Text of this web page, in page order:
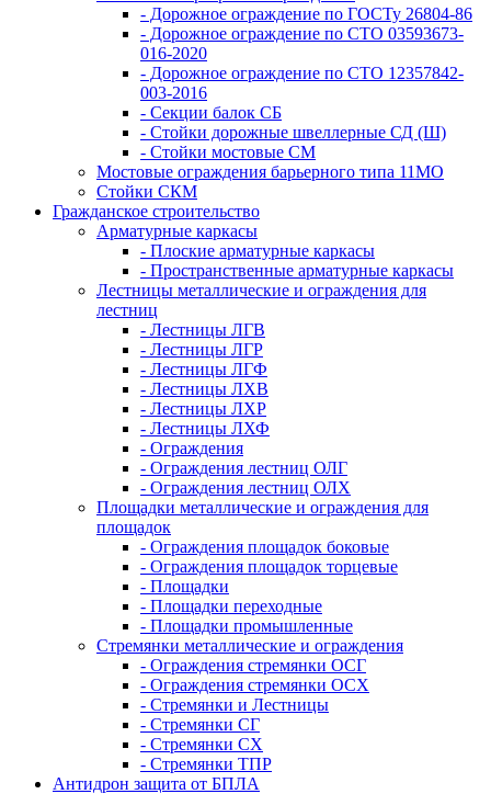
- Дорожное ограждение по ГОСТу 26804-86
- Дорожное ограждение по СТО 03593673-
016-2020
- Дорожное ограждение по СТО 12357842-
003-2016
- Секции балок СБ
- Стойки дорожные швеллерные СД (Ш)
- Стойки мостовые СМ
Мостовые ограждения барьерного типа 11МО
Стойки СКМ
Гражданское строительство
Арматурные каркасы
- Плоские арматурные каркасы
- Пространственные арматурные каркасы
Лестницы металлические и ограждения для
лестниц
- Лестницы ЛГВ
- Лестницы ЛГР
- Лестницы ЛГФ
- Лестницы ЛХВ
- Лестницы ЛХР
- Лестницы ЛХФ
- Ограждения
- Ограждения лестниц ОЛГ
- Ограждения лестниц ОЛХ
Площадки металлические и ограждения для
площадок
- Ограждения площадок боковые
- Ограждения площадок торцевые
- Площадки
- Площадки переходные
- Площадки промышленные
Стремянки металлические и ограждения
- Ограждения стремянки ОСГ
- Ограждения стремянки ОСХ
- Стремянки и Лестницы
- Стремянки СГ
- Стремянки СХ
- Стремянки ТПР
Антидрон защита от БПЛА